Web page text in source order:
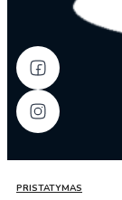
PRISTATYMAS